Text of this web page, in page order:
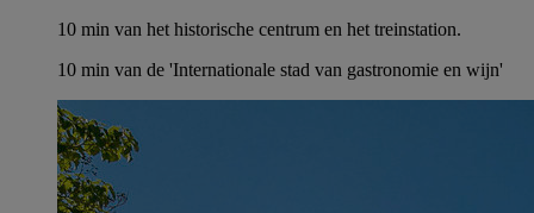
10 min van het historische centrum en het treinstation.
10 min van de 'Internationale stad van gastronomie en wijn'